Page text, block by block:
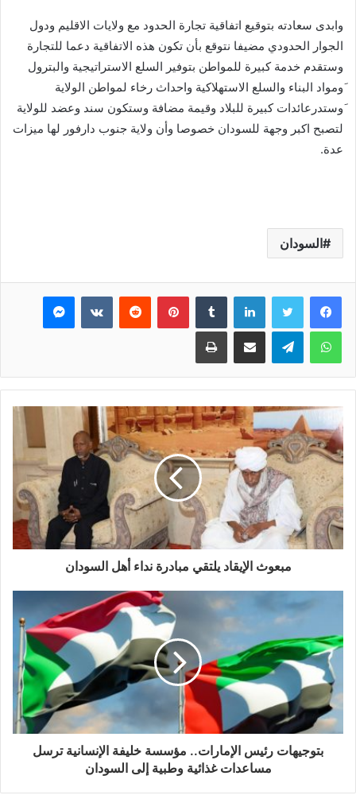
وابدى سعادته بتوقيع اتفاقية تجارة الحدود مع ولايات الاقليم ودول
الجوار الحدودي مضيفا نتوقع بأن تكون هذه الاتفاقية دعما للتجارة
وستقدم خدمة كبيرة للمواطن بتوفير السلع الاستراتيجية والبترول
َومواد البناء والسلع الاستهلاكية واحداث رخاء لمواطن الولاية
َوستدرعائدات كبيرة للبلاد وقيمة مضافة وستكون سند وعضد للولاية
لتصبح اكبر وجهة للسودان خصوصا وأن ولاية جنوب دارفور لها ميزات
عدة.
السودان
فيسبوك تويتر لينكدإن بينتيريست ماسنجر
واتساب تيلقرام مشاركة عبر البريد طباعة
مبعوث الإيقاد يلتقي مبادرة نداء أهل السودان
بتوجيهات رئيس الإمارات.. مؤسسة خليفة الإنسانية ترسل
مساعدات غذائية وطبية إلى السودان